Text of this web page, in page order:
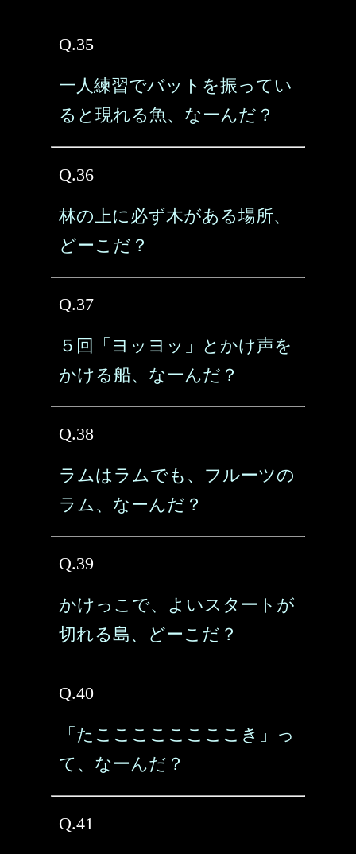
Q.35
一人練習でバットを振ってい
ると現れる魚、なーんだ？
Q.36
林の上に必ず木がある場所、
どーこだ？
Q.37
５回「ヨッヨッ」とかけ声を
かける船、なーんだ？
Q.38
ラムはラムでも、フルーツの
ラム、なーんだ？
Q.39
かけっこで、よいスタートが
切れる島、どーこだ？
Q.40
「たここここここここき」っ
て、なーんだ？
Q.41